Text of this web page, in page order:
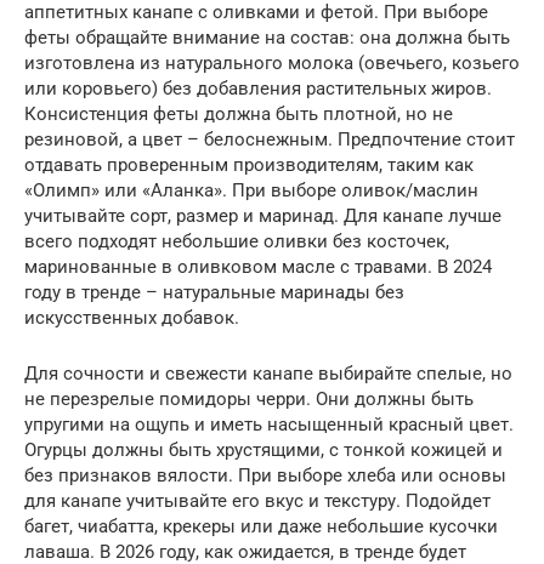
аппетитных канапе с оливками и фетой. При выборе
феты обращайте внимание на состав: она должна быть
изготовлена из натурального молока (овечьего, козьего
или коровьего) без добавления растительных жиров.
Консистенция феты должна быть плотной, но не
резиновой, а цвет – белоснежным. Предпочтение стоит
отдавать проверенным производителям, таким как
«Олимп» или «Аланка». При выборе оливок/маслин
учитывайте сорт, размер и маринад. Для канапе лучше
всего подходят небольшие оливки без косточек,
маринованные в оливковом масле с травами. В 2024
году в тренде – натуральные маринады без
искусственных добавок.
Для сочности и свежести канапе выбирайте спелые, но
не перезрелые помидоры черри. Они должны быть
упругими на ощупь и иметь насыщенный красный цвет.
Огурцы должны быть хрустящими, с тонкой кожицей и
без признаков вялости. При выборе хлеба или основы
для канапе учитывайте его вкус и текстуру. Подойдет
багет, чиабатта, крекеры или даже небольшие кусочки
лаваша. В 2026 году, как ожидается, в тренде будет